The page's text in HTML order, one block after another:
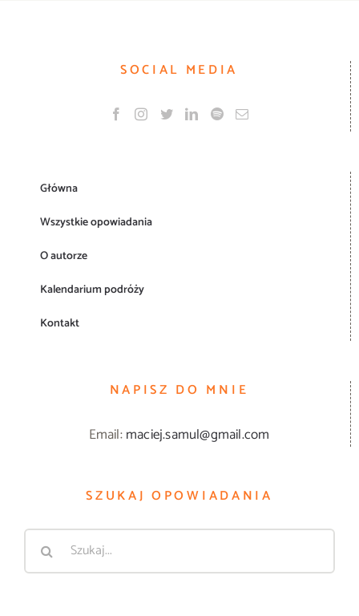
SOCIAL MEDIA
Główna
Wszystkie opowiadania
O autorze
Kalendarium podróży
Kontakt
NAPISZ DO MNIE
Email:maciej.samul@gmail.com
SZUKAJ OPOWIADANIA